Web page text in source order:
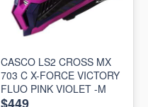
CASCO LS2 CROSS MX
703 C X-FORCE VICTORY
FLUO PINK VIOLET -M